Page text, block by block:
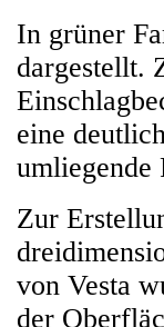
In grüner
dargestellt.
eine
umliegende
Zur
von Vesta
der